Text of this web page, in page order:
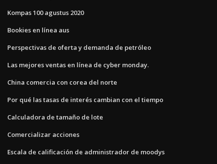
Kompas 100 agustus 2020
Bookies en línea aus
Perspectivas de oferta y demanda de petróleo
Las mejores ventas en línea de cyber ​​monday.
China comercia con corea del norte
Por qué las tasas de interés cambian con el tiempo
Calculadora de tamaño de lote
Comercializar acciones
Escala de calificación de administrador de moodys